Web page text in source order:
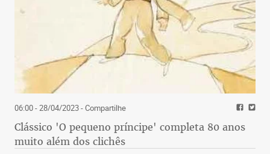
06:00 - 28/04/2023- Compartilhe
Clássico 'O pequeno príncipe' completa 80 anos
muito além dos clichês